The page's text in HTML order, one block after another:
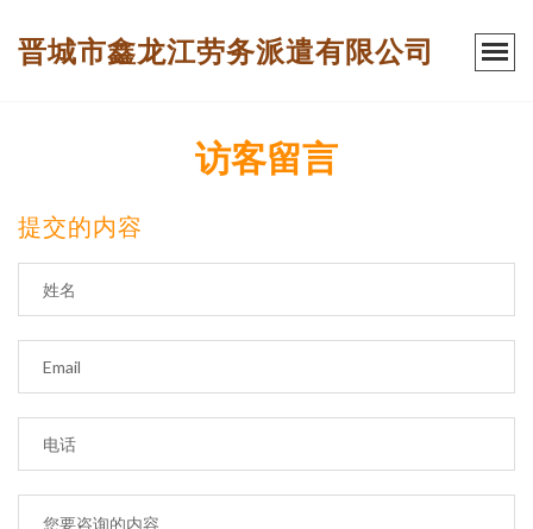
晋城市鑫龙江劳务派遣有限公司
访客留言
提交的内容